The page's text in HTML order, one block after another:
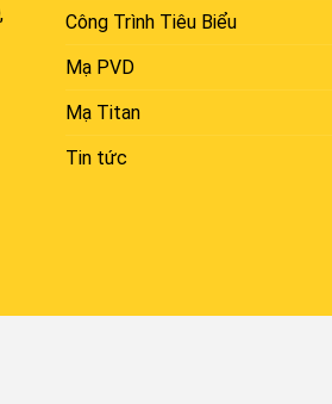
Công Trình Tiêu Biểu
Mạ PVD
Mạ Titan
Tin tức